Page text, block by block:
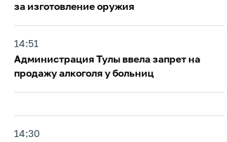
за изготовление оружия
14:51
Администрация Тулы ввела запрет на
продажу алкоголя у больниц
14:30